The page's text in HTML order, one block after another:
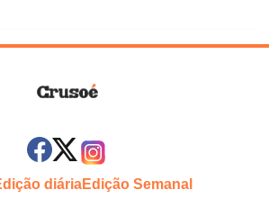
diáriaEdição Semanal